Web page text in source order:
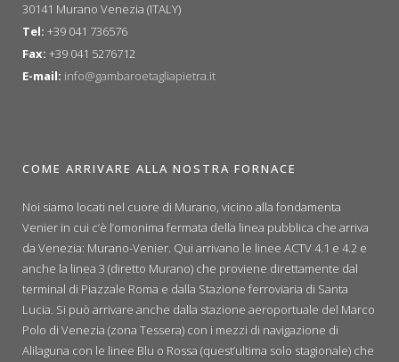
30141 Murano Venezia (ITALY)
Tel: +39 041 736576
Fax: +39 041 5276712
E-mail: info@gambaroetagliapietra.it
COME ARRIVARE ALLA NOSTRA FORNACE
Noi siamo locati nel cuore di Murano, vicino alla fondamenta
Venier in cui c’è l’omonima fermata della linea pubblica che arriva
da Venezia: Murano-Venier. Qui arrivano le linee ACTV 4.1 e 4.2 e
anche la linea 3 (diretto Murano) che proviene direttamente dal
terminal di Piazzale Roma e dalla Stazione ferroviaria di Santa
Lucia. Si può arrivare anche dalla stazione aeroportuale del Marco
Polo di Venezia (zona Tessera) con i mezzi di navigazione di
Alilaguna con le linee Blu o Rossa (quest’ultima solo stagionale) che